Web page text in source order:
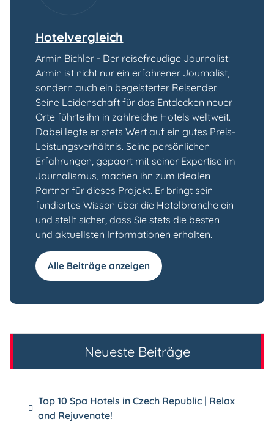
Hotelvergleich
Armin Bichler - Der reisefreudige Journalist:
Armin ist nicht nur ein erfahrener Journalist,
sondern auch ein begeisterter Reisender.
Seine Leidenschaft für das Entdecken neuer
Orte führte ihn in zahlreiche Hotels weltweit.
Dabei legte er stets Wert auf ein gutes Preis-
Leistungsverhältnis. Seine persönlichen
Erfahrungen, gepaart mit seiner Expertise im
Journalismus, machen ihn zum idealen
Partner für dieses Projekt. Er bringt sein
fundiertes Wissen über die Hotelbranche ein
und stellt sicher, dass Sie stets die besten
und aktuellsten Informationen erhalten.
Alle Beiträge anzeigen
Neueste Beiträge
Top 10 Spa Hotels in Czech Republic | Relax
and Rejuvenate!